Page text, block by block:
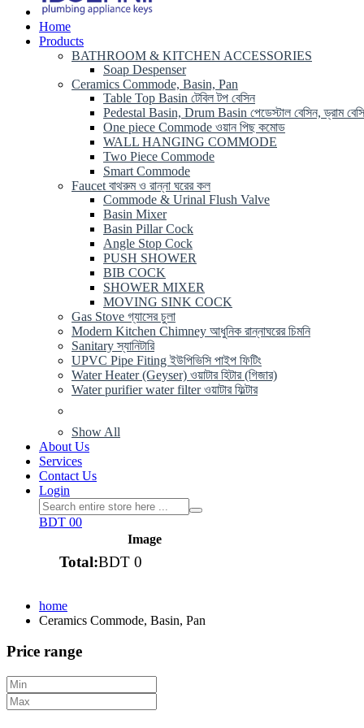
Home
Products
BATHROOM & KITCHEN ACCESSORIES
Soap Despenser
Ceramics Commode, Basin, Pan
Table Top Basin টেবিল টপ বেসিন
Pedestal Basin, Drum Basin পেডেস্টাল বেসিন, ড্রাম
One piece Commode ওয়ান পিছ কমোড
WALL HANGING COMMODE
Two Piece Commode
Smart Commode
Faucet বাথরুম ও রান্না ঘরের কল
Commode & Urinal Flush Valve
Basin Mixer
Basin Pillar Cock
Angle Stop Cock
PUSH SHOWER
BIB COCK
SHOWER MIXER
MOVING SINK COCK
Gas Stove গ্যাসের চুলা
Modern Kitchen Chimney আধুনিক রান্নাঘরের চিমনি
Sanitary স্যানিটারি
UPVC Pipe Fiting ইউপিভিসি পাইপ ফিটিং
Water Heater (Geyser) ওয়াটার হিটার (গিজার)
Water purifier water filter ওয়াটার ফিল্টার
Show All
About Us
Services
Contact Us
Login
BDT 00
Image
Total:BDT 0
home
Ceramics Commode, Basin, Pan
Price range